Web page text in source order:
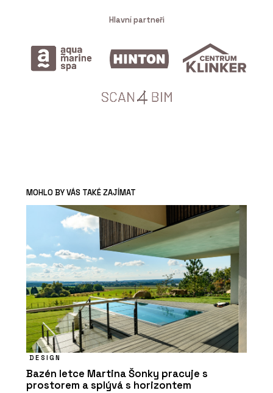
Hlavní partneři
MOHLO BY VÁS TAKÉ ZAJÍMAT
DESIGN
Bazén letce Martina Šonky pracuje s
prostorem a splývá s horizontem